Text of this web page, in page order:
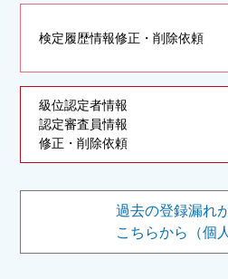
検定履歴情報修正・削除依頼
級位認定者情報
認定審査員情報
修正・削除依頼
過去の登録漏れ
こちらから（個